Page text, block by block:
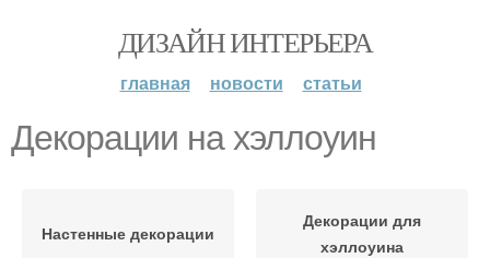
ДИЗАЙН ИНТЕРЬЕРА
главная новости статьи
Декорации на хэллоуин
Настенные декорации
Декорации для
хэллоуина